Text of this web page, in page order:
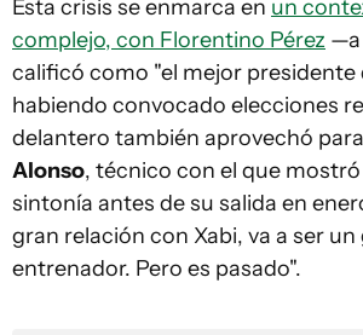
Esta crisis se enmarca en un
complejo, con Florentino Pérez —a
calificó como "el mejor presidente
habiendo convocado elecciones
delantero también aprovechó
Alonso, técnico con el que
sintonía antes de su salida en
gran relación con Xabi, va a ser un
entrenador. Pero es pasado".